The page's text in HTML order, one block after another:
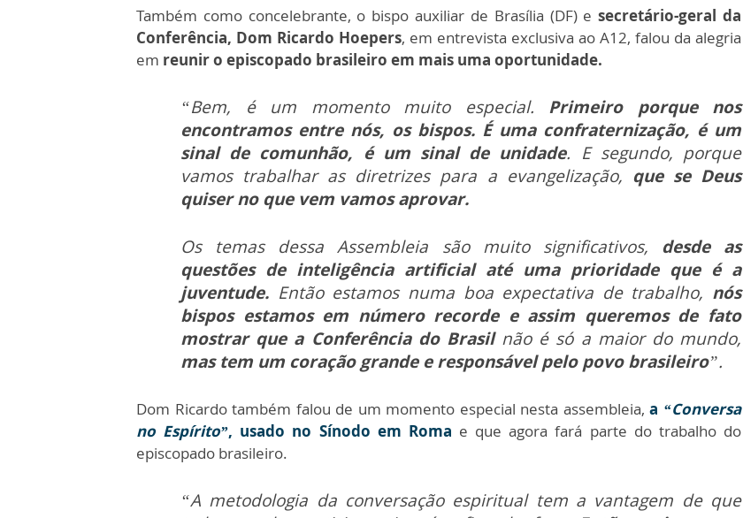
Também como concelebrante, o bispo auxiliar de Brasília (DF) esecretário-geral da
Conferência, Dom Ricardo Hoepers, em entrevista exclusiva ao A12, falou da alegria
em reunir o episcopado brasileiro em mais uma oportunidade.
“Bem, é um momento muito especial. Primeiro porque nos
encontramos entre nós, os bispos. É uma confraternização, é um
sinal de comunhão, é um sinal de unidade. E segundo, porque
vamos trabalhar as diretrizes para a evangelização, que se Deus
quiser no que vem vamos aprovar.
Os temas dessa Assembleia são muito significativos, desde as
questões de inteligência artificial até uma prioridade que é a
juventude. Então estamos numa boa expectativa de trabalho, nós
bispos estamos em número recorde e assim queremos de fato
mostrar que a Conferência do Brasilnão é só a maior do mundo,
mas tem um coração grande e responsável pelo povo brasileiro”.
Dom Ricardo também falou de um momento especial nesta assembleia, a “Conversa
no Espírito”, usado no Sínodo em Roma e que agora fará parte do trabalho do
episcopado brasileiro.
“A metodologia da conversação espiritual tem a vantagem de que